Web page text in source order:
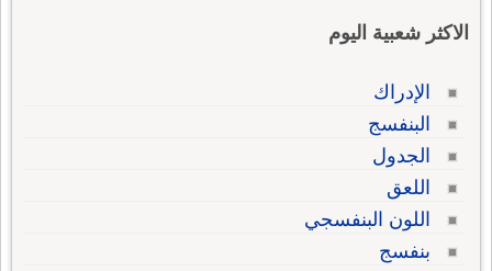
الاكثر شعبية اليوم
الإدراك
البنفسج
الجدول
اللعق
اللون البنفسجي
بنفسج